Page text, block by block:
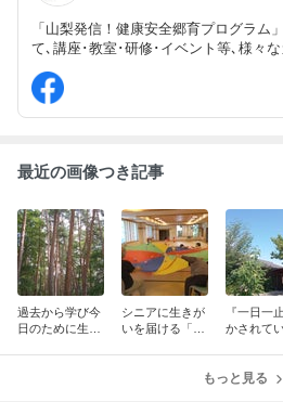
「山梨発信！健康安全郷育プログラム
て､講座･教室･研修･イベント等､様々
届けしています。乳幼児から高齢者ま
が､いつでもどこでもいつまでも楽しめ
ズ(実技)です。
最近の画像つき記事
過去から学び今
日のために生き
シニアに生きが
いを届ける「安
『一日一
かされてい
康＆ハピネ
もっと見る